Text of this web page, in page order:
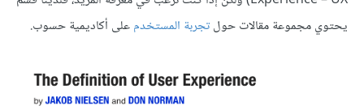
يحتوي مجموعة مقالات حولتجربة المستخدمعلى أكاديمية حسوب.